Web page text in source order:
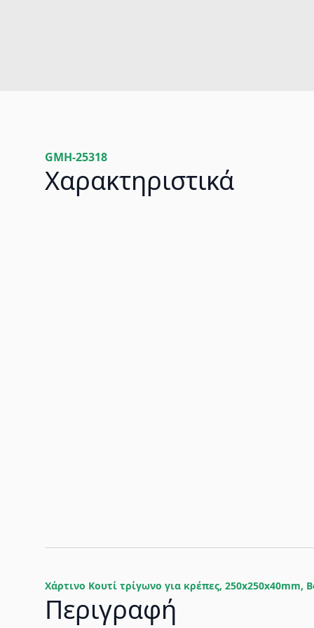
GMH-25318
Χαρακτηριστικά
Χάρτινο Κουτί τρίγωνο για κρέπες, 250x250x40mm,
Περιγραφή